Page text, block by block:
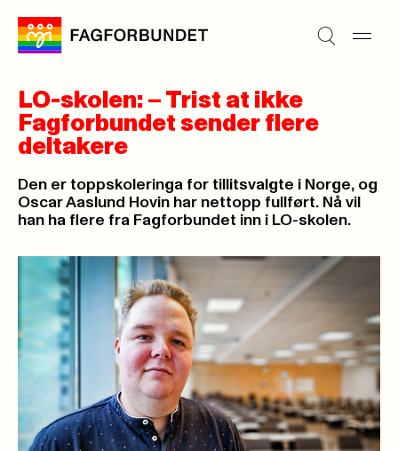
LO-skolen: – Trist at ikke
Fagforbundet sender flere
deltakere
Den er toppskoleringa for tillitsvalgte i Norge, og
Oscar Aaslund Hovin har nettopp fullført. Nå vil
han ha flere fra Fagforbundet inn i LO-skolen.